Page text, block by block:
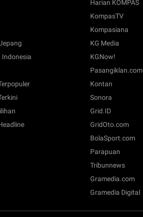
Indonesia
Harian KOMPAS
KompasTV
Kompasiana
KG Media
KGNow!
Pasangiklan.com
Kontan
Sonora
Grid.ID
GridOto.com
BolaSport.com
Parapuan
Tribunnews
Gramedia.com
Gramedia Digital